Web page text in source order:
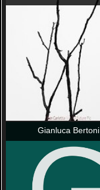
Gianluca Bertoni